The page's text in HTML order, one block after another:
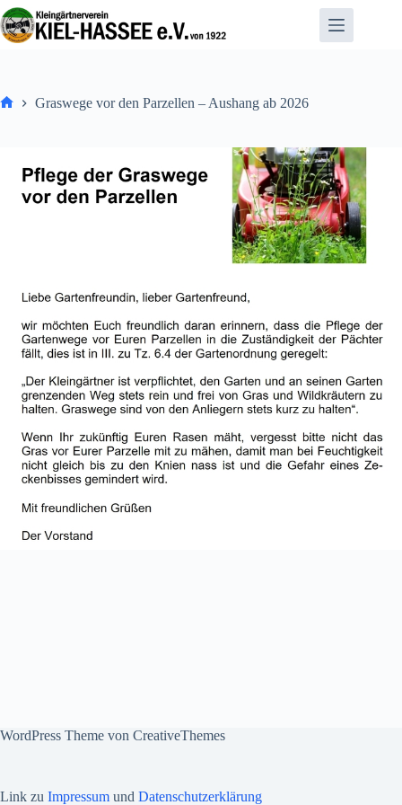
Zum
Inhalt
springen
Graswege vor den Parzellen – Aushang ab 2026
WordPress Theme von CreativeThemes
Link zu Impressum und Datenschutzerklärung